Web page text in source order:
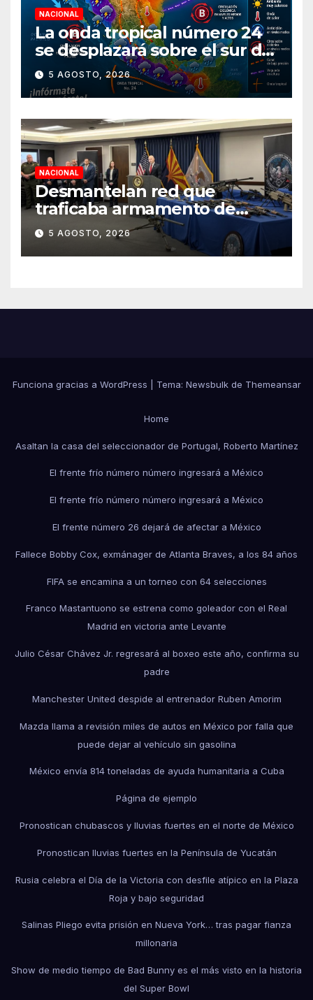
NACIONAL
La onda tropical número 24
se desplazará sobre el sur del
territorio nacional
5 AGOSTO, 2026
NACIONAL
Desmantelan red que
traficaba armamento de
Arizona a México
5 AGOSTO, 2026
Funciona gracias a WordPress Tema: Newsbulkde Themeansar
Home
Asaltan la casa del seleccionador de Portugal, Roberto Martínez
El frente frío número número ingresará a México
El frente frío número número ingresará a México
El frente número 26 dejará de afectar a México
Fallece Bobby Cox, exmánager de Atlanta Braves, a los 84 años
FIFA se encamina a un torneo con 64 selecciones
Franco Mastantuono se estrena como goleador con el Real
Madrid en victoria ante Levante
Julio César Chávez Jr. regresará al boxeo este año, confirma su
padre
Manchester United despide al entrenador Ruben Amorim
Mazda llama a revisión miles de autos en México por falla que
puede dejar al vehículo sin gasolina
México envía 814 toneladas de ayuda humanitaria a Cuba
Página de ejemplo
Pronostican chubascos y lluvias fuertes en el norte de México
Pronostican lluvias fuertes en la Península de Yucatán
Rusia celebra el Día de la Victoria con desfile atípico en la Plaza
Roja y bajo seguridad
Salinas Pliego evita prisión en Nueva York… tras pagar fianza
millonaria
Show de medio tiempo de Bad Bunny es el más visto en la historia
del Super Bowl